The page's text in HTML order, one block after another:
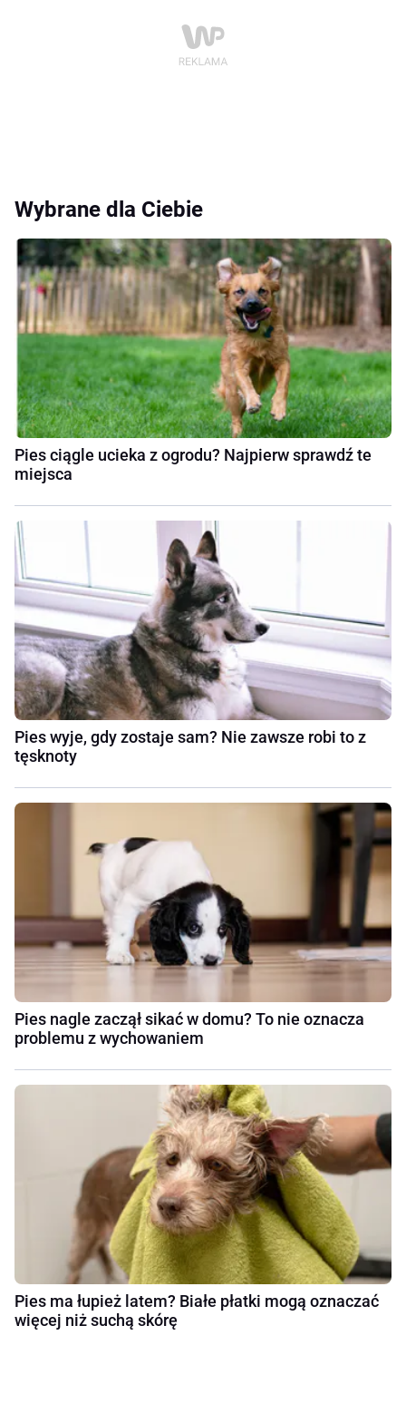
Wybrane dla Ciebie
Pies ciągle ucieka z ogrodu? Najpierw sprawdź te
miejsca
Pies wyje, gdy zostaje sam? Nie zawsze robi to z
tęsknoty
Pies nagle zaczął sikać w domu? To nie oznacza
problemu z wychowaniem
Pies ma łupież latem? Białe płatki mogą oznaczać
więcej niż suchą skórę